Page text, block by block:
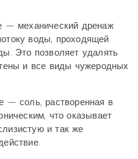
— механический дренаж
воды, проходящей
Это позволяет удалять
и все виды чужеродных
— соль, растворенная в
что оказывает
и так же